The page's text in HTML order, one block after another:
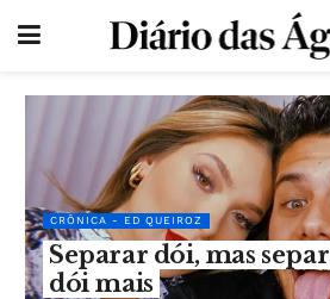
CRÔNICA - ED QUEIROZ
Separar dói, mas
dói mais